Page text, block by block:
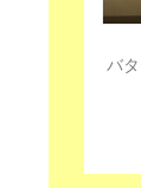
バ